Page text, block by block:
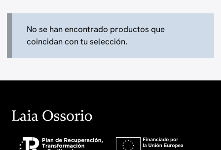
No se han encontrado productos que
coincidan con tu selección.